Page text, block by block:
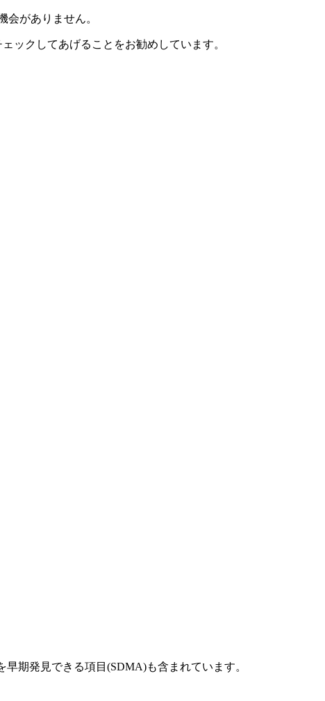
がありません。
ックしてあげることをお勧めしています。
期発見できる項目(SDMA)も含まれています。